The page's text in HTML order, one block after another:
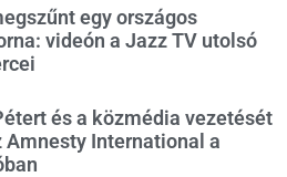
egy országos
videón a Jazz TV utolsó
és a közmédia vezetését
Amnesty International a